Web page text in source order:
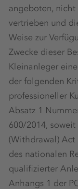
angeboten, nicht
vertrieben und
Weise zur
Zwecke dieser
Kleinanleger
der folgenden
professioneller
Absatz 1
600/2014,
(Withdrawal) Act
des nationalen
qualifizierter
Anhangs 1 der